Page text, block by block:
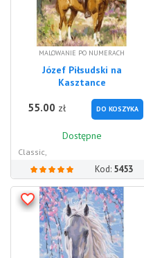
MALOWANIE PO NUMERACH
Józef Piłsudski na
Kasztance
55.00 zł DO KOSZYKA
Dostępne
Classic,
Kod: 5453